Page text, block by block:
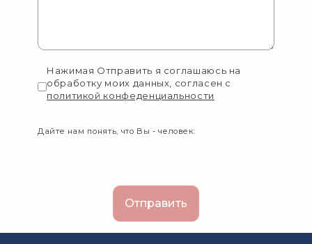
Нажимая Отправить я соглашаюсь на
обработку моих данных, согласен с
политикой конфеденциальности
Дайте нам понять, что Вы - человек: